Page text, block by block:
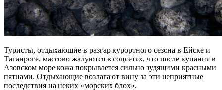
Туристы, отдыхающие в разгар курортного сезона в Ейске и
Таганроге, массово жалуются в cоцсетях, что после купания в
Азовском море кожа покрывается сильно зудящими красными
пятнами. Отдыхающие возлагают вину за эти неприятные
последствия на неких «морских блох».